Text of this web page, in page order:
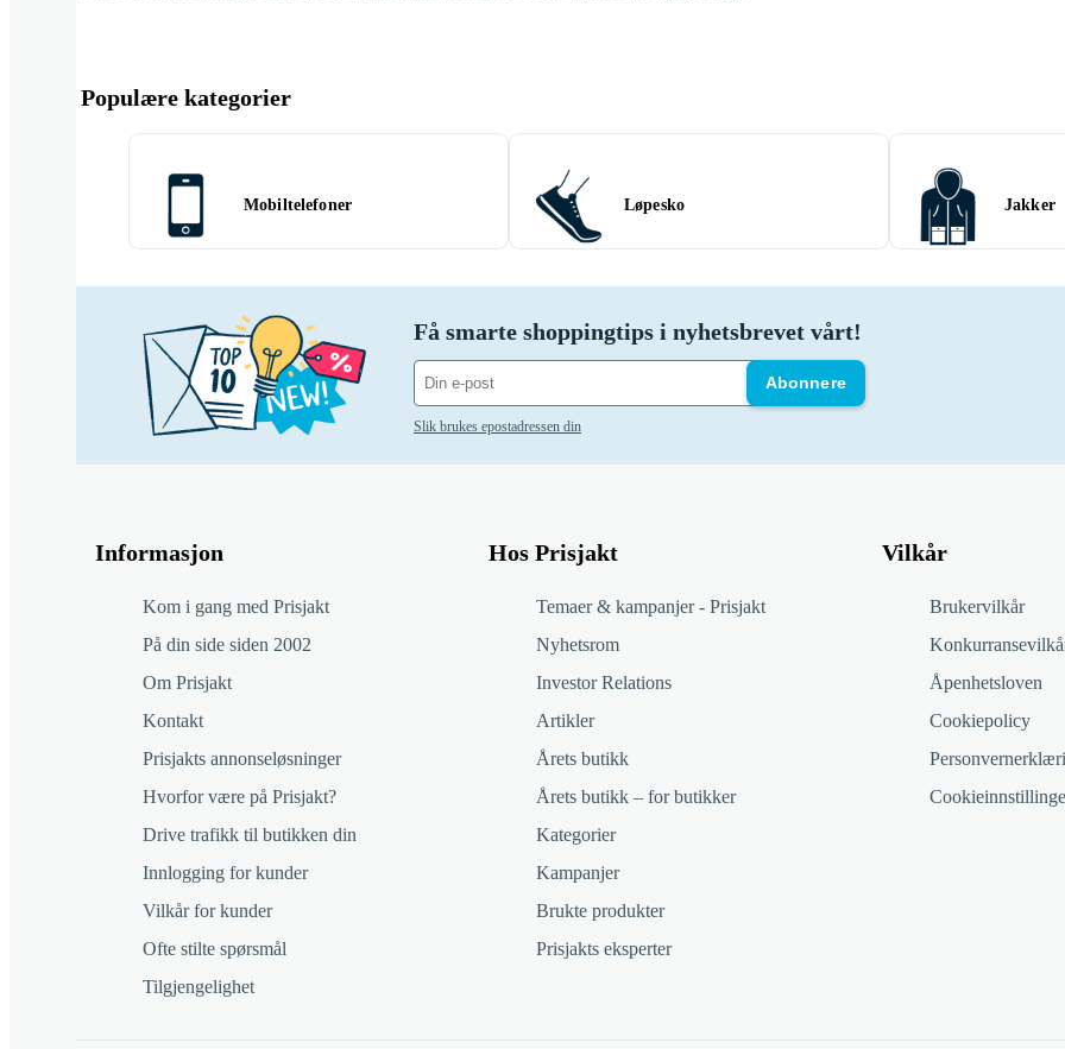
Populære kategorier
Mobiltelefoner Løpesko Jakker
Få smarte shoppingtips i nyhetsbrevet vårt!
Abonnere
Slik brukes epostadressen din
Informasjon
Kom i gang med Prisjakt
På din side siden 2002
Om Prisjakt
Kontakt
Prisjakts annonseløsninger
Hvorfor være på Prisjakt?
Drive trafikk til butikken din
Innlogging for kunder
Vilkår for kunder
Ofte stilte spørsmål
Tilgjengelighet
Hos Prisjakt
Temaer & kampanjer - Prisjakt
Nyhetsrom
Investor Relations
Artikler
Årets butikk
Årets butikk – for butikker
Kategorier
Kampanjer
Brukte produkter
Prisjakts eksperter
Vilkår
Brukervilkår
Åpenhetsloven
Cookiepolicy